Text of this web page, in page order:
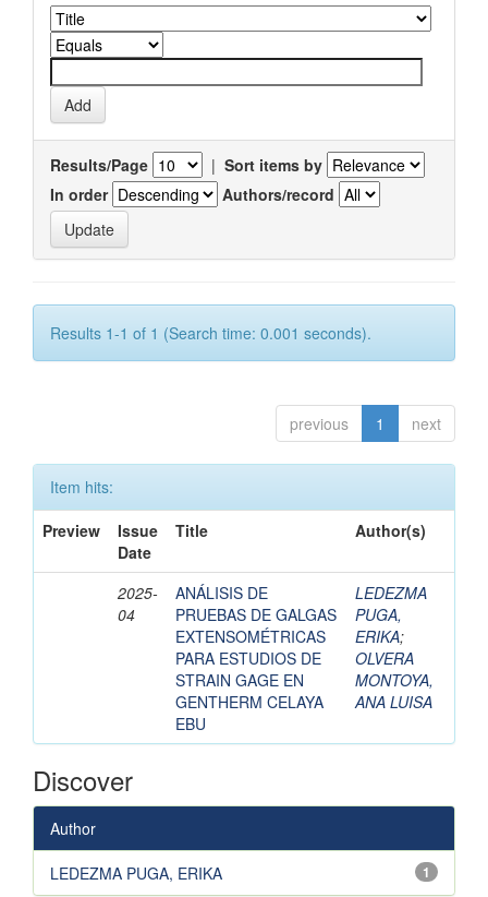
Results/Page | Sort items by
In order
Authors/record
Results 1-1 of 1 (Search time: 0.001 seconds).
previous 1 next
Item hits:
Preview
Issue
Date
Title Author(s)
2025-
04
ANÁLISIS DE
PRUEBAS DE GALGAS
EXTENSOMÉTRICAS
PARA ESTUDIOS DE
STRAIN GAGE EN
GENTHERM CELAYA
EBU
LEDEZMA
PUGA,
ERIKA;
OLVERA
MONTOYA,
ANA LUISA
Discover
Author
1
LEDEZMA PUGA, ERIKA